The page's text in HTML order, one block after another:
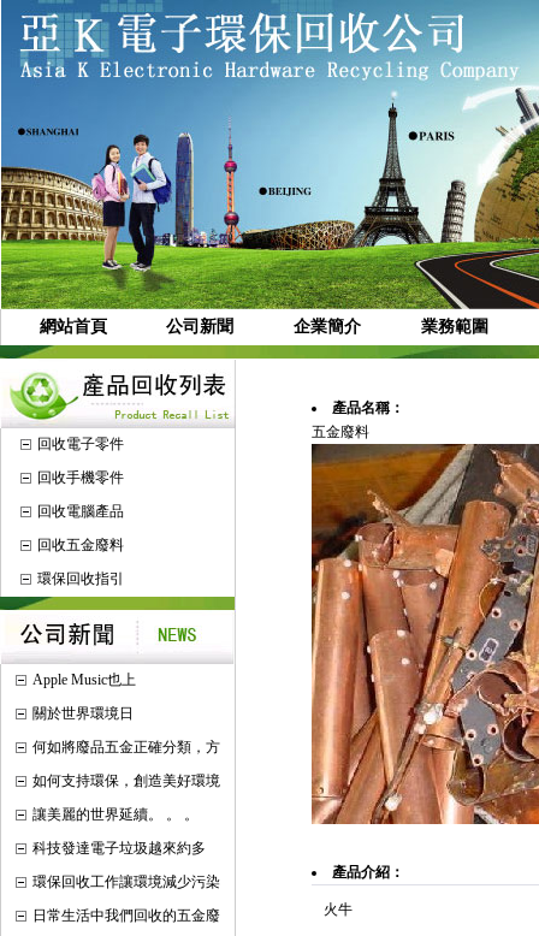
網站首頁 公司新聞 企業簡介 業務範圍
回收電子零件
回收手機零件
回收電腦產品
回收五金廢料
環保回收指引
Apple Music也上
關於世界環境日
何如將廢品五金正確分類，方
如何支持環保，創造美好環境
讓美麗的世界延續。 。 。
科技發達電子垃圾越來約多
環保回收工作讓環境減少污染
日常生活中我們回收的五金廢
產品名稱：
五金廢料
產品介紹：
火牛